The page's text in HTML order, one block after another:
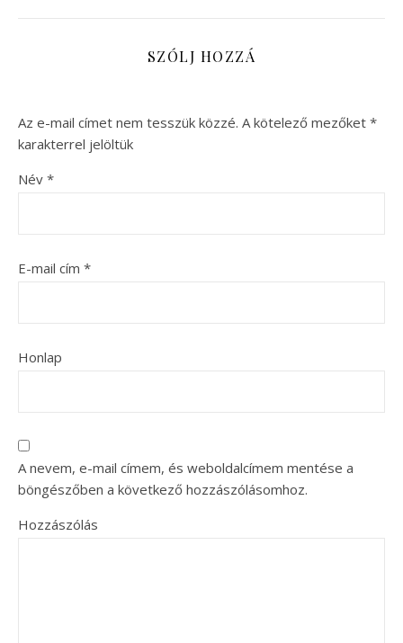
SZÓLJ HOZZÁ
Az e-mail címet nem tesszük közzé. A kötelező mezőket *
karakterrel jelöltük
Név *
E-mail cím *
Honlap
A nevem, e-mail címem, és weboldalcímem mentése a
böngészőben a következő hozzászólásomhoz.
Hozzászólás